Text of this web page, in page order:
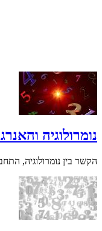
נומרולוגיה
הקשר בין נומרולוגיה,